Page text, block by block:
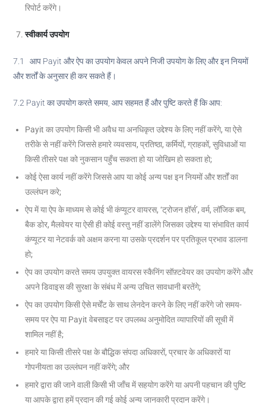
रिपोर्ट करेंगे।
स्वीकार्य उपयोग
7.1 आप Payit और ऐप का उपयोग केवल अपने निजी उपयोग के लिए और इन नियमों
और शर्तों के अनुसार ही कर सकते हैं।
7.2 Payit का उपयोग करते समय, आप सहमत हैं और पुष्टि करते हैं कि आप:
Payit का उपयोग किसी भी अवैध या अनधिकृत उद्देश्य के लिए नहीं करेंगे, या ऐसे
तरीके से नहीं करेंगे जिससे हमारे व्यवसाय, प्रतिष्ठा, कर्मियों, ग्राहकों, सुविधाओं या
किसी तीसरे पक्ष को नुकसान पहुँच सकता हो या जोखिम हो सकता हो;
कोई ऐसा कार्य नहीं करेंगे जिससे आप या कोई अन्य पक्ष इन नियमों और शर्तों का
उल्लंघन करे;
ऐप में या ऐप के माध्यम से कोई भी कंप्यूटर वायरस, ‘ट्रोजन हॉर्स’, वर्म, लॉजिक बम,
बैक डोर, मैलवेयर या ऐसी ही कोई वस्तु नहीं डालेंगे जिसका उद्देश्य या संभावित कार्य
कंप्यूटर या नेटवर्क को अक्षम करना या उसके प्रदर्शन पर प्रतिकूल प्रभाव डालना
हो;
ऐप का उपयोग करते समय उपयुक्त वायरस स्कैनिंग सॉफ़्टवेयर का उपयोग करेंगे और
अपने डिवाइस की सुरक्षा के संबंध में अन्य उचित सावधानी बरतेंगे;
ऐप का उपयोग किसी ऐसे मर्चेंट के साथ लेनदेन करने के लिए नहीं करेंगे जो समय-
समय पर ऐप या Payit वेबसाइट पर उपलब्ध अनुमोदित व्यापारियों की सूची में
शामिल नहीं है;
हमारे या किसी तीसरे पक्ष के बौद्धिक संपदा अधिकारों, प्रचार के अधिकारों या
गोपनीयता का उल्लंघन नहीं करेंगे; और
हमारे द्वारा की जाने वाली किसी भी जाँच में सहयोग करेंगे या अपनी पहचान की पुष्टि
या आपके द्वारा हमें प्रदान की गई कोई अन्य जानकारी प्रदान करेंगे।